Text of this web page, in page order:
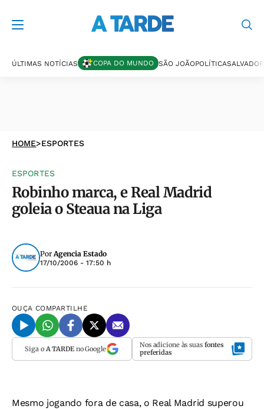
ÚLTIMAS NOTÍCIAS COPA DO MUNDO SÃO JOÃOPOLÍTICASALVADOR
HOME>ESPORTES
ESPORTES
Robinho marca, e Real Madrid
goleia o Steaua na Liga
PorAgencia Estado
17/10/2006 - 17:50 h
OUÇA COMPARTILHE
Siga o A TARDEno Google Nos adicione às suas fontes
preferidas
Mesmo jogando fora de casa, o Real Madrid superou